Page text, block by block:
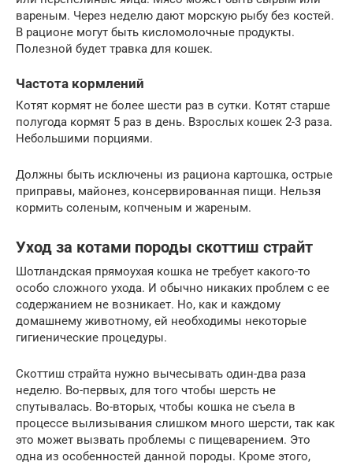
вареным. Через неделю дают морскую рыбу без костей.
В рационе могут быть кисломолочные продукты.
Полезной будет травка для кошек.
Частота кормлений
Котят кормят не более шести раз в сутки. Котят старше
полугода кормят 5 раз в день. Взрослых кошек 2-3 раза.
Небольшими порциями.
Должны быть исключены из рациона картошка, острые
приправы, майонез, консервированная пищи. Нельзя
кормить соленым, копченым и жареным.
Уход за котами породы скоттиш страйт
Шотландская прямоухая кошка не требует какого-то
особо сложного ухода. И обычно никаких проблем с ее
содержанием не возникает. Но, как и каждому
домашнему животному, ей необходимы некоторые
гигиенические процедуры.
Скоттиш страйта нужно вычесывать один-два раза
неделю. Во-первых, для того чтобы шерсть не
спутывалась. Во-вторых, чтобы кошка не съела в
процессе вылизывания слишком много шерсти, так как
это может вызвать проблемы с пищеварением. Это
одна из особенностей данной породы. Кроме этого,